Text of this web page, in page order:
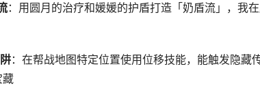
：用圆月的治疗和媛媛的护盾打造「奶盾流」，我
：在帮战地图特定位置使用位移技能，能触发隐藏
藏